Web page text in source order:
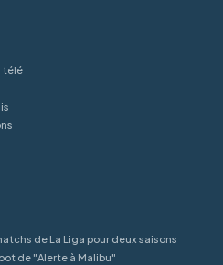
télé
de La Liga pour deux saisons
de "Alerte à Malibu"